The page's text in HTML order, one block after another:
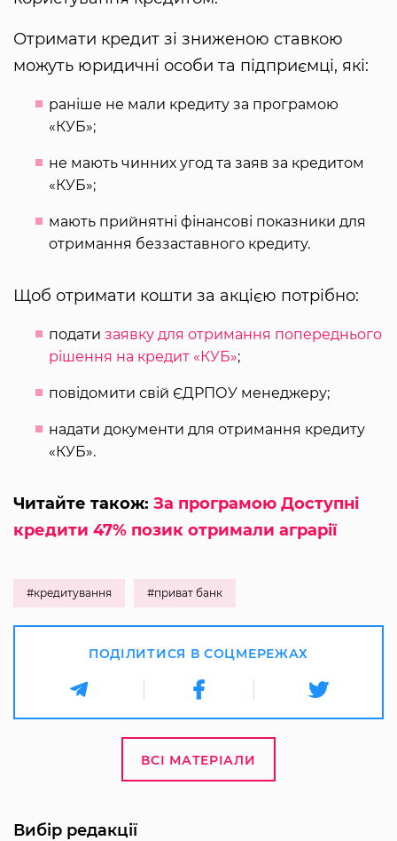
Отримати кредит зі зниженою ставкою
можуть юридичні особи та підприємці, які:
раніше не мали кредиту за програмою
«КУБ»;
не мають чинних угод та заяв за кредитом
«КУБ»;
мають прийнятні фінансові показники для
отримання беззаставного кредиту.
Щоб отримати кошти за акцією потрібно:
подати заявку для отримання попереднього
рішення на кредит «КУБ»;
повідомити свій ЄДРПОУ менеджеру;
надати документи для отримання кредиту
«КУБ».
Читайте також: За програмою Доступні
кредити 47% позик отримали аграрії
#кредитування #приват банк
ПОДІЛИТИСЯ В СОЦМЕРЕЖАХ
ВСІ МАТЕРІАЛИ
Вибір редакції